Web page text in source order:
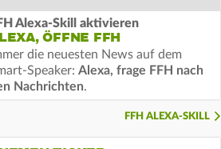
Alexa-Skill aktivieren
ÖFFNE FFH
die neuesten News auf dem
Speaker: Alexa, frage FFH nach
Nachrichten.
FFH ALEXA-SKILL